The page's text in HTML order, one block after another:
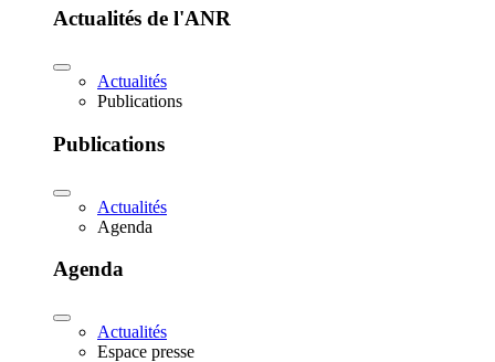
Actualités de l'ANR
Actualités
Publications
Publications
Actualités
Agenda
Agenda
Actualités
Espace presse